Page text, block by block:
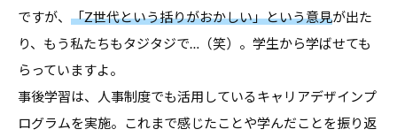
ですが、 「Z世代という括りがおかしい」という意見が出た
り、もう私たちもタジタジで…（笑）。学生から学ばせても
らっていますよ。
事後学習は、人事制度でも活用しているキャリアデザインプ
ログラムを実施。これまで感じたことや学んだことを振り返